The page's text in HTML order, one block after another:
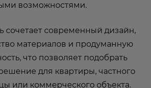
возможностями.
сочетает современный дизайн,
материалов и продуманную
что позволяет подобрать
для квартиры, частного
или коммерческого объекта.